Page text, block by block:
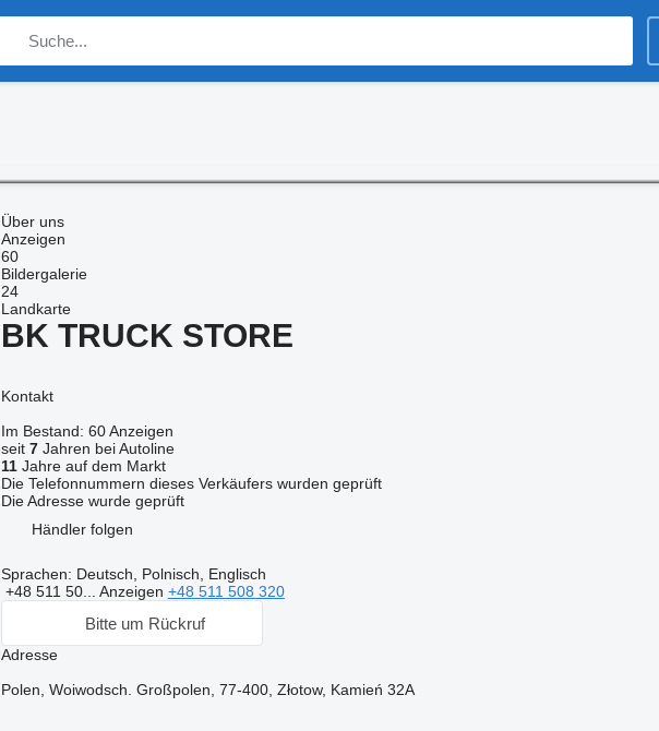
Über uns
Anzeigen
60
Bildergalerie
24
Landkarte
BK TRUCK STORE
Kontakt
Im Bestand: 60 Anzeigen
seit 7Jahren bei Autoline
11Jahre auf dem Markt
Die Telefonnummern dieses Verkäufers wurden geprüft
Die Adresse wurde geprüft
Händler folgen
Sprachen: Deutsch, Polnisch, Englisch
+48 511 50... Anzeigen +48 511 508 320
Bitte um Rückruf
Adresse
Polen, Woiwodsch. Großpolen, 77-400, Złotow, Kamień 32A